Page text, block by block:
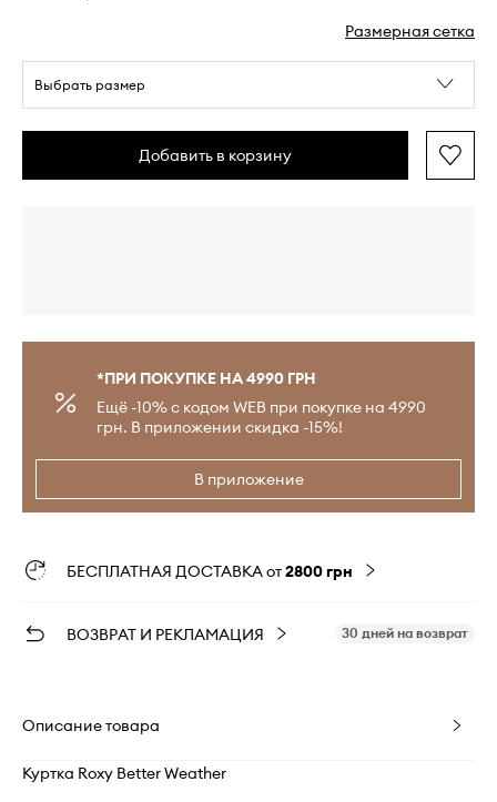
Размерная сетка
Выбрать размер
Добавить в корзину
*ПРИ ПОКУПКЕ НА 4990 ГРН
Ещё -10% с кодом WEB при покупке на 4990
грн. В приложении скидка -15%!
В приложение
БЕСПЛАТНАЯ ДОСТАВКА от2800 грн
ВОЗВРАТ И РЕКЛАМАЦИЯ 30 дней на возврат
Описание товара
Куртка Roxy Better Weather